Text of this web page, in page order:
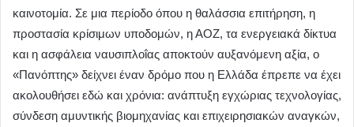
καινοτομία. Σε μια περίοδο όπου η θαλάσσια επιτήρηση, η
προστασία κρίσιμων υποδομών, η ΑΟΖ, τα ενεργειακά δίκτυα
και η ασφάλεια ναυσιπλοΐας αποκτούν αυξανόμενη αξία, ο
«Πανόπτης» δείχνει έναν δρόμο που η Ελλάδα έπρεπε να έχει
ακολουθήσει εδώ και χρόνια: ανάπτυξη εγχώριας τεχνολογίας,
σύνδεση αμυντικής βιομηχανίας και επιχειρησιακών αναγκών,